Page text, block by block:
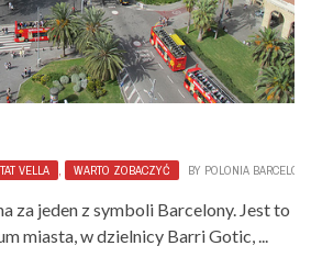
VELLA , WARTO ZOBACZYĆ BY POLONIA
za jeden z symboli Barcelony. Jest to
miasta, w dzielnicy Barri Gotic, ...